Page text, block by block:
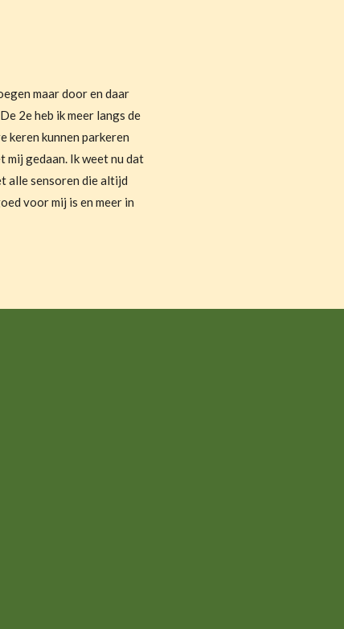
maar door en daar
2e heb ik meer langs de
keren kunnen parkeren
mij gedaan. Ik weet nu dat
alle sensoren die altijd
voor mij is en meer in